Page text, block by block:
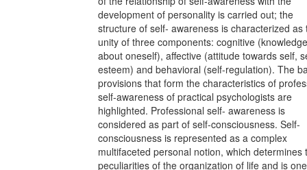
development of personality is carried out; the
structure of self- awareness is characterized as
unity of three components: cognitive (knowledge
about oneself), affective (attitude towards self,
esteem) and behavioral (self-regulation). The
provisions that form the characteristics of
self-awareness of practical psychologists are
highlighted. Professional self- awareness is
considered as part of self-consciousness. Self-
consciousness is represented as a complex
multifaceted personal notion, which determines
peculiarities of the organization of life and is